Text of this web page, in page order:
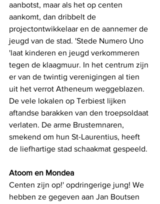
aanbotst, maar als het op centen
aankomt, dan dribbelt de
projectontwikkelaar en de aannemer de
jeugd van de stad. 'Stede Numero Uno
'laat kinderen en jeugd verkommeren
tegen de klaagmuur. In het centrum zijn
er van de twintig verenigingen al tien
uit het verrot Atheneum weggeblazen.
De vele lokalen op Terbiest lijken
aftandse barakken van den troepsoldaat
verlaten. De arme Brustemnaren,
smekend om hun St-Laurentius, heeft
de liefhartige stad schaakmat gespeeld.
Atoom en Mondea
Centen zijn op!' opdringerige jung! We
hebben ze gegeven aan Jan Boutsen